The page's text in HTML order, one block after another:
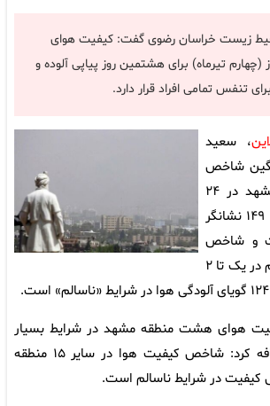
زیست خراسان رضوی گفت: کیفیت هوای
(چهارم تیرماه) برای هشتمین روز پیاپی آلوده و
تنفس تمامی افراد قرار دارد.
، سعید
شاخص
کلی کیفیت هوای مشهد در ۲۴
ساعت گذشته با عدد ۱۴۹ نشانگر
و شاخص
هوای این کلانشهر هم در یک تا ۲
هوای هشت منطقه مشهد در شرایط بسیار
ناسالم قرار دارد، اضافه کرد: شاخص کیفیت هوا در سایر ۱۵ منطقه
کیفیت در شرایط ناسالم است.